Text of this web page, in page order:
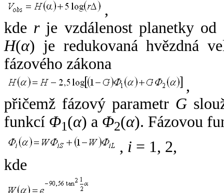
,
kde rje vzdálenost planetky od
H(α) je redukovaná hvězdná
fázového zákona
,
přičemž fázový parametr G
funkcí Φ1(α) a Φ2(α). Fázovou
, i = 1, 2,
kde